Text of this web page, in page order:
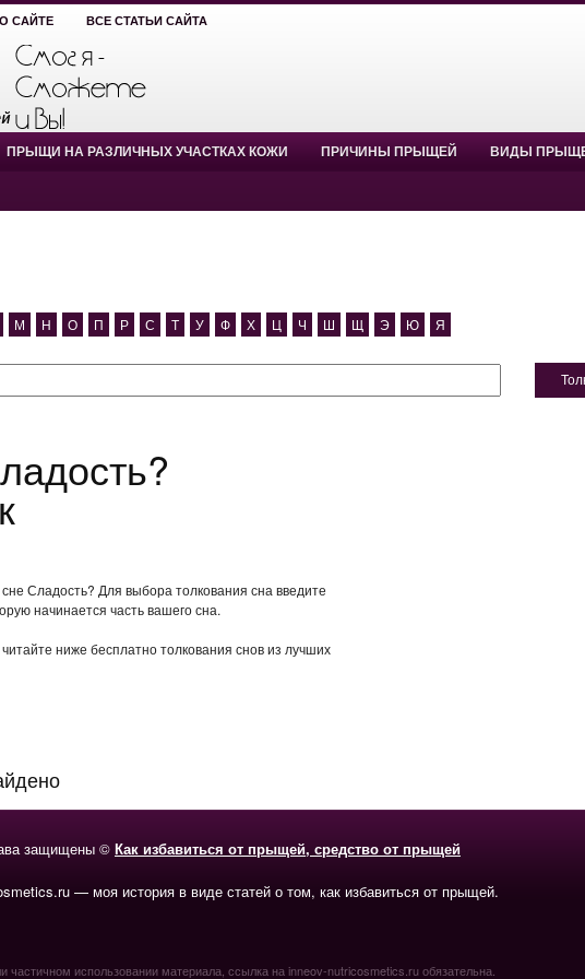
О САЙТЕ ВСЕ СТАТЬИ САЙТА
ПРЫЩИ НА РАЗЛИЧНЫХ УЧАСТКАХ КОЖИ ПРИЧИНЫ ПРЫЩЕЙ ВИДЫ
М Н О П Р С Т У Ф Х Ц Ч Ш Щ Э Ю Я
Сладость? Для выбора толкования сна введите
начинается часть вашего сна.
ниже бесплатно толкования снов из лучших
защищены © Как избавиться от прыщей, средство от прыщей
— моя история в виде статей о том, как избавиться от прыщей.
частичном использовании материала, ссылка на inneov-nutricosmetics.ru обязательна.